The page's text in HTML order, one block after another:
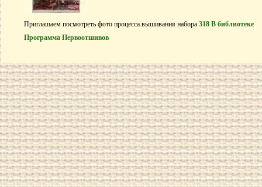
Приглашаем посмотреть фото процесса вышивания набора 318 В библиотеке
Программа Первоотшивов